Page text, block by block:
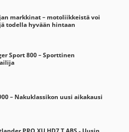
markkinat – motoliikkeistä voi
todella hyvään hintaan
Sport 800 – Sporttinen
– Nakuklassikon uusi aikakausi